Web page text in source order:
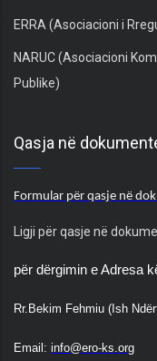
ERRA (Asociacioni i
NARUC (Asociacioni
Publike)
Qasja në
Formular për qasje në
Ligji për qasje në
për dërgimin e Adresa
Rr. Bekim Fehmiu (Ish
Email: info@ero-ks.org